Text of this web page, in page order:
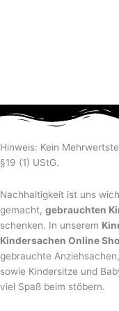
Hinweis: Kein
§19 (1) UStG.
Nachhaltigkeit ist uns
gemacht, gebrauchten
schenken. In unserem
Kindersachen Online
gebrauchte
sowie Kindersitze und
viel Spaß beim stöbern.